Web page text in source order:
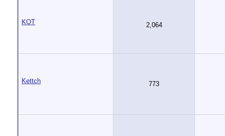
KOT 2,064
Kettch 773